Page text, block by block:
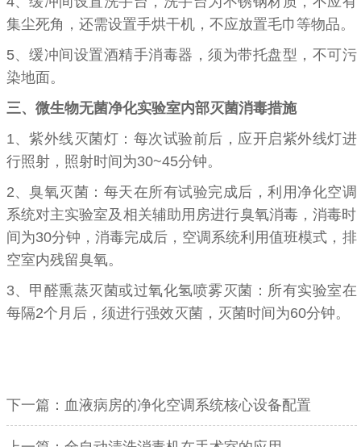
集尘死角，还需设置手烘干机，不应放置毛巾等物品。
5、缓冲间设置酒精手消毒器，须为带托盘型，不可污
染地面。
三、微生物无菌净化实验室内部灭菌消毒措施
1、紫外线灭菌灯：每次试验前后，应开启紫外线灯进
行照射，照射时间为30~45分钟。
2、臭氧灭菌：每天在所有试验完成后，利用净化空调
系统对主实验室及相关辅助用房进行臭氧消毒，消毒时
间为30分钟，消毒完成后，空调系统利用值班模式，排
空室内残留臭氧。
3、甲醛熏蒸灭菌或过氧化氢喷雾灭菌：所有实验室在
每隔2个月后，须进行强效灭菌，灭菌时间为60分钟。
下一篇： 血液病房的净化空调系统核心设备配置